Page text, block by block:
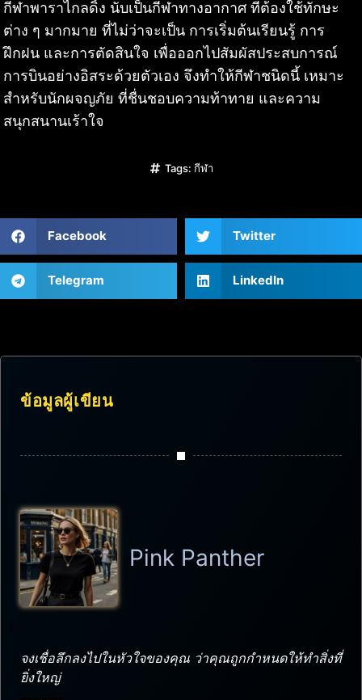
กีฬาพาราไกลดิ้ง นับเป็นกีฬาทางอากาศ ที่ต้องใช้ทักษะ
ต่าง ๆ มากมาย ที่ไม่ว่าจะเป็น การเริ่มต้นเรียนรู้ การ
ฝึกฝน และการตัดสินใจ เพื่อออกไปสัมผัสประสบการณ์
การบินอย่างอิสระด้วยตัวเอง จึงทำให้กีฬาชนิดนี้ เหมาะ
สำหรับนักผจญภัย ที่ชื่นชอบความท้าทาย และความ
สนุกสนานเร้าใจ
Tags: กีฬา
Facebook Twitter
Telegram LinkedIn
ข้อมูลผู้เขียน
Pink Panther
จงเชื่อลึกลงไปในหัวใจของคุณ ว่าคุณถูกกำหนดให้ทำสิ่งที่
ยิ่งใหญ่